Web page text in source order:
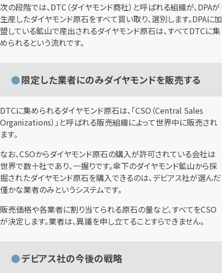
次の段階では、DTC（ダイヤモンド商社）と呼ばれる組織が、DPAが
生産したダイヤモンド原石をすべて買い取り、選別します。DPAに加
盟している鉱山で産出されるダイヤモンド原石は、すべてDTCに集
められるという流れです。
限定した業者にのみダイヤモンドを販売する
DTCに集められるダイヤモンド原石は、「CSO（Central Sales
Organizations）」と呼ばれる販売組織によって世界中に販売され
ます。
なお、CSOからダイヤモンド原石の購入が許可されている会社は
世界で数十社であり、一握りです。傘下のダイヤモンド鉱山から採
掘されたダイヤモンド原石を購入できるのは、デビアス社が選んだ
僅かな業者のみというシステムです。
販売価格や各業者に割り当てられる原石の量など、すべてをCSO
が決定します。業者は、異議を申し立てることすらできません。
デビアス社の今後の戦略